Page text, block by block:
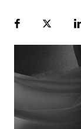
FacebookPlattform